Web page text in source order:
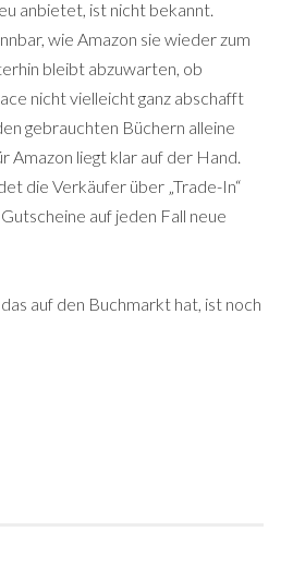
anbietet, ist nicht bekannt.
wie Amazon sie wieder zum
bleibt abzuwarten, ob
nicht vielleicht ganz abschafft
gebrauchten Büchern alleine
liegt klar auf der Hand.
die Verkäufer über „Trade-In“
auf jeden Fall neue
auf den Buchmarkt hat, ist noch